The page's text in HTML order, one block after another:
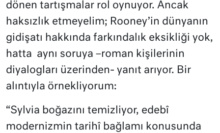
dönen tartışmalar rol oynuyor. Ancak
haksızlık etmeyelim; Rooney’in dünyanın
gidişatı hakkında farkındalık eksikliği yok,
hatta aynı soruya –roman kişilerinin
diyalogları üzerinden- yanıt arıyor. Bir
alıntıyla örnekliyorum:
“Sylvia boğazını temizliyor, edebî
modernizmin tarihî bağlamı konusunda